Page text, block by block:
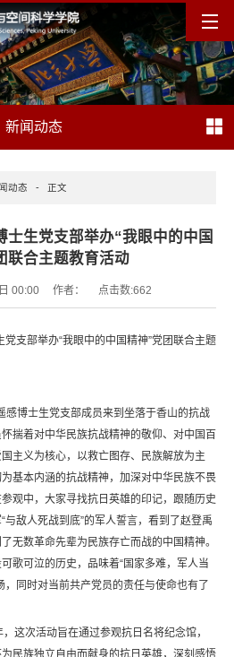
新闻动态
动态 - 正文
士生党支部举办“我眼中的中国
联合主题教育活动
00:00 作者： 点击数:662
支部举办“我眼中的中国精神”党团联合主题
博士生党支部成员来到坐落于香山的抗战
揣着对中华民族抗战精神的敬仰、对中国百
主义为核心，以救亡图存、民族解放为主
基本内涵的抗战精神，加深对中华民族不畏
观中，大家寻找抗日英雄的印记，跟随历史
敌人死战到底”的军人誓言，看到了赵登禹
无数革命先辈为民族存亡而战的中国精神。
歌可泣的历史，品味着“国家多难，军人当
，同时对当前共产党员的责任与使命也有了
这次活动旨在通过参观抗日名将纪念馆，
民族独立自由而献身的抗日英雄，深刻感悟